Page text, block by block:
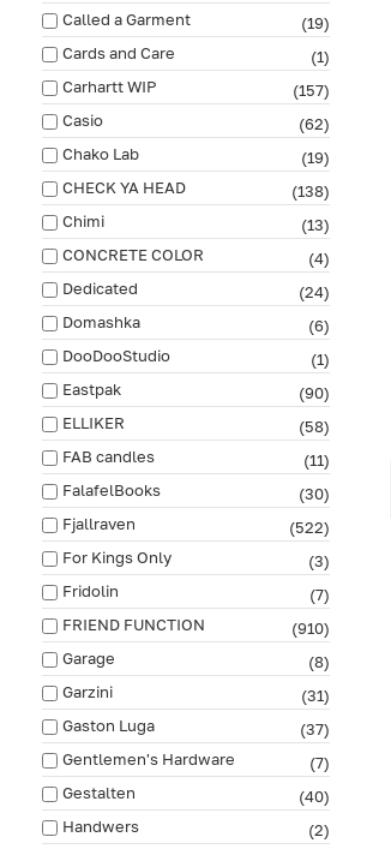
Called a Garment
(19)
Cards and Care
(1)
Carhartt WIP
(157)
Casio
(62)
Chako Lab
(19)
CHECK YA HEAD
(138)
Chimi
(13)
CONCRETE COLOR
(4)
Dedicated
(24)
Domashka
(6)
DooDooStudio
(1)
Eastpak
(90)
ELLIKER
(58)
FAB сandles
(11)
FalafelBooks
(30)
Fjallraven
(522)
For Kings Only
(3)
Fridolin
(7)
FRIEND FUNCTION
(910)
Garage
(8)
Garzini
(31)
Gaston Luga
(37)
Gentlemen's Hardware
(7)
Gestalten
(40)
Handwers
(2)